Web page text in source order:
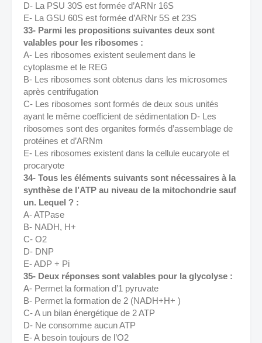
D- La PSU 30S est formée d’ARNr 16S
E- La GSU 60S est formée d’ARNr 5S et 23S
33- Parmi les propositions suivantes deux sont
valables pour les ribosomes :
A- Les ribosomes existent seulement dans le
cytoplasme et le REG
B- Les ribosomes sont obtenus dans les microsomes
après centrifugation
C- Les ribosomes sont formés de deux sous unités
ayant le même coefficient de sédimentation D- Les
ribosomes sont des organites formés d’assemblage de
protéines et d’ARNm
E- Les ribosomes existent dans la cellule eucaryote et
procaryote
34- Tous les éléments suivants sont nécessaires à la
synthèse de l’ATP au niveau de la mitochondrie sauf
un. Lequel ? :
A- ATPase
B- NADH, H+
C- O2
D- DNP
E- ADP + Pi
35- Deux réponses sont valables pour la glycolyse :
A- Permet la formation d’1 pyruvate
B- Permet la formation de 2 (NADH+H+ )
C- A un bilan énergétique de 2 ATP
D- Ne consomme aucun ATP
E- A besoin toujours de l’O2